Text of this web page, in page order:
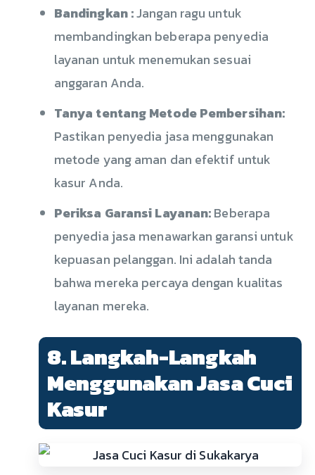
Bandingkan :Jangan ragu untuk
membandingkan beberapa penyedia
layanan untuk menemukan sesuai
anggaran Anda.
Tanya tentang Metode Pembersihan:
Pastikan penyedia jasa menggunakan
metode yang aman dan efektif untuk
kasur Anda.
Periksa Garansi Layanan:Beberapa
penyedia jasa menawarkan garansi untuk
kepuasan pelanggan. Ini adalah tanda
bahwa mereka percaya dengan kualitas
layanan mereka.
8. Langkah-Langkah
Menggunakan Jasa Cuci
Kasur